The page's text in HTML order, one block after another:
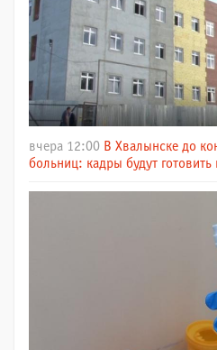
вчера 12:00 В Хвалынске до
больниц: кадры будут